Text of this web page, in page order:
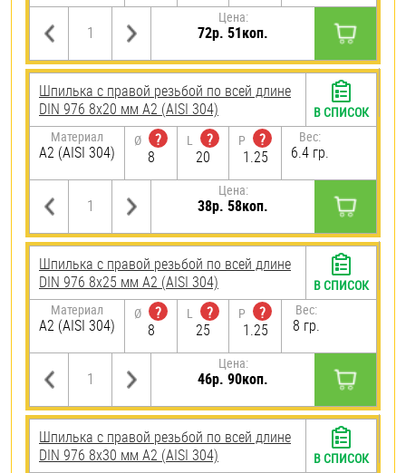
Цена:
72р. 51коп.
Шпилька с правой резьбой по всей длине
DIN 976 8х20 мм А2 (AISI 304)
Материал
А2 (AISI 304)
Ø
?
8
L
?
20
P
?
1.25
Вес:
6.4 гр.
Цена:
38р. 58коп.
В СПИСОК
Шпилька с правой резьбой по всей длине
DIN 976 8х25 мм А2 (AISI 304)
Материал
А2 (AISI 304)
Ø
?
8
L
?
25
P
?
1.25
Вес:
8 гр.
Цена:
46р. 90коп.
В СПИСОК
Шпилька с правой резьбой по всей длине
DIN 976 8х30 мм А2 (AISI 304)
В СПИСОК